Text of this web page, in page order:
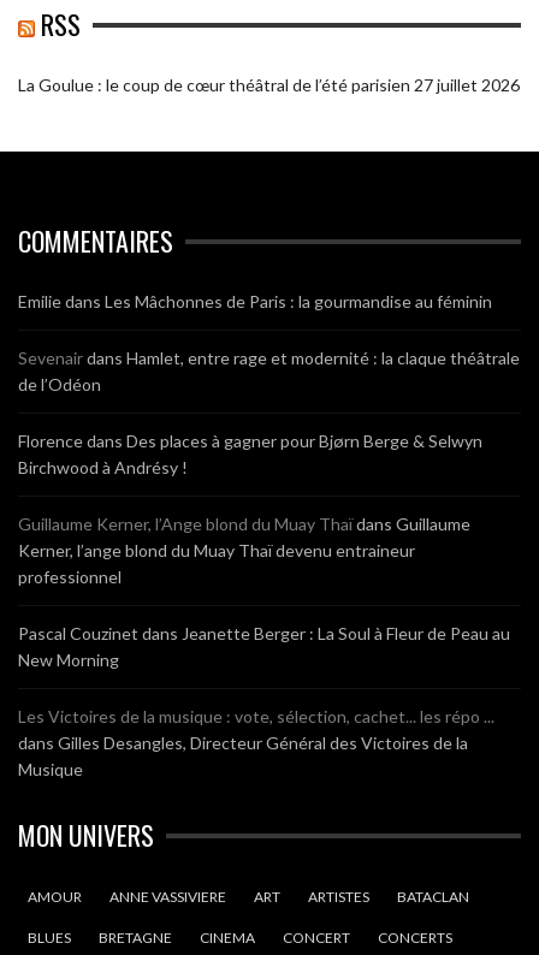
RSS
La Goulue : le coup de cœur théâtral de l’été parisien 27 juillet 2026
COMMENTAIRES
Emiliedans Les Mâchonnes de Paris : la gourmandise au féminin
Sevenairdans Hamlet, entre rage et modernité : la claque théâtrale
de l’Odéon
Florencedans Des places à gagner pour Bjørn Berge & Selwyn
Birchwood à Andrésy !
Guillaume Kerner, l’Ange blond du Muay Thaïdans Guillaume
Kerner, l’ange blond du Muay Thaï devenu entraineur
professionnel
Pascal Couzinet dans Jeanette Berger : La Soul à Fleur de Peau au
New Morning
Les Victoires de la musique : vote, sélection, cachet... les répo ...
dans Gilles Desangles, Directeur Général des Victoires de la
Musique
MON UNIVERS
AMOUR ANNE VASSIVIERE ART ARTISTES BATACLAN
BLUES BRETAGNE CINEMA CONCERT CONCERTS